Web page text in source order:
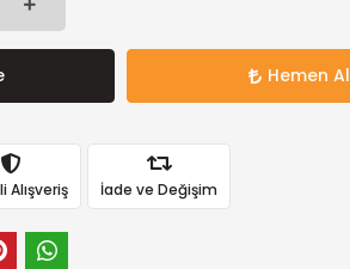
Hemen Al
Alışveriş İade ve Değişim